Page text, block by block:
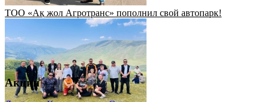
ТОО «Ақ жол Агротранс» пополнил свой автопарк!
Акции